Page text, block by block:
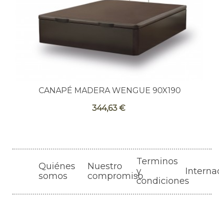
CANAPÉ MADERA WENGUE 90X190
344,63 €
Quiénes
somos
Nuestro
compromiso
Terminos
y
condiciones